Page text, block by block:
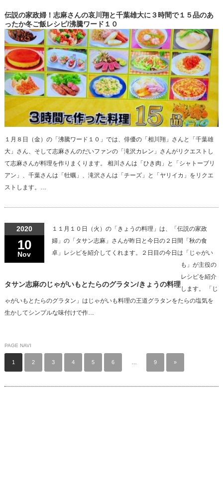
伝説の家政婦！志麻さんの哀川翔と千葉雄大に３時間で１５品のあ
ったか冬ご飯レシピ/沸騰ワード１０
１月８日（金）の「沸騰ワード１０」では、俳優の「相川翔」さんと「千葉雄
大」さん、そして志麻さんのだいファンの「滝沢カレン」さんがリクエストし
て志麻さんが料理を作りまくります。 相川さんは「ひき肉」と「シャトーブリ
アン」、千葉さんは「牡蠣」、滝沢さんは「チーズ」と「ヤリイカ」をリクエ
ストします。…
2020
10
Nov
タサン志麻のじゃがいもとたらのグラタン/きょうの料理
１１月１０日（火）の「きょうの料理」は、「伝説の家政
婦」の「タサン志麻」さんが昨日と今日の２日間「秋の食
卓」レシピを紹介してくれます。２日目の今日は「じゃがい
も」が主役の
レシピを紹介
します。 「じ
ゃがいもとたらのグラタン」はじゃがいも料理の王道グラタンをたらの塩気を
生かしてシンプルな味付けで作…
PAGE NAVI
1 2 3 4 5 6 9 »